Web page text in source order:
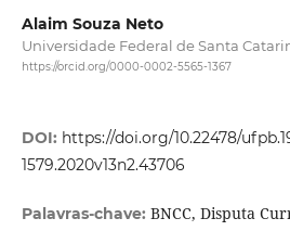
Alaim Souza Neto
Universidade Federal de Santa
https://orcid.org/0000-0002-5565-1367
DOI: https://doi.org/10.22478/
1579.2020v13n2.43706
Palavras-chave: BNCC, Disputa